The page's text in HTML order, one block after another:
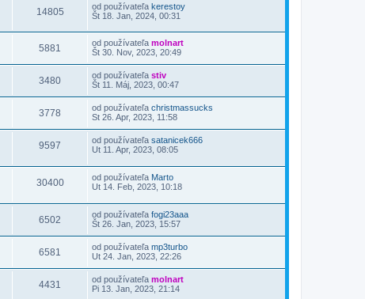
14805 od používateľa kerestoy
Št 18. Jan, 2024, 00:31
5881 od používateľa molnart
Št 30. Nov, 2023, 20:49
3480 od používateľa stiv
Št 11. Máj, 2023, 00:47
3778 od používateľa christmassucks
St 26. Apr, 2023, 11:58
9597 od používateľa satanicek666
Ut 11. Apr, 2023, 08:05
30400 od používateľa Marto
Ut 14. Feb, 2023, 10:18
6502 od používateľa fogi23aaa
Št 26. Jan, 2023, 15:57
6581 od používateľa mp3turbo
Ut 24. Jan, 2023, 22:26
4431 od používateľa molnart
Pi 13. Jan, 2023, 21:14